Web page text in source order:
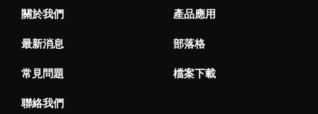
關於我們 產品應用
最新消息 部落格
常見問題 檔案下載
聯絡我們